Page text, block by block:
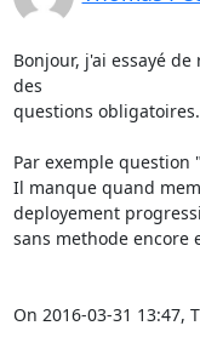
Bonjour, j'ai essayé
des
questions obligatoires.
Par exemple question
Il manque quand
deployement
sans methode encore
On 2016-03-31 13:47,